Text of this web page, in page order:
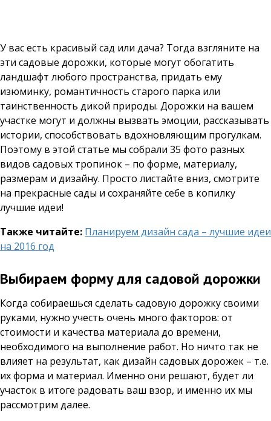
У вас есть красивый сад или дача? Тогда взгляните на
эти садовые дорожки, которые могут обогатить
ландшафт любого пространства, придать ему
изюминку, романтичность старого парка или
таинственность дикой природы. Дорожки на вашем
участке могут и должны вызвать эмоции, рассказывать
истории, способствовать вдохновляющим прогулкам.
Поэтому в этой статье мы собрали 35 фото разных
видов садовых тропинок – по форме, материалу,
размерам и дизайну. Просто листайте вниз, смотрите
на прекрасные сады и сохраняйте себе в копилку
лучшие идеи!
Также читайте: Планируем дизайн сада – лучшие идеи
на 2016 год
Выбираем форму для садовой дорожки
Когда собираешься сделать садовую дорожку своими
руками, нужно учесть очень много факторов: от
стоимости и качества материала до времени,
необходимого на выполнение работ. Но ничто так не
влияет на результат, как дизайн садовых дорожек – т.е.
их форма и материал. Именно они решают, будет ли
участок в итоге радовать ваш взор, и именно их мы
рассмотрим далее.